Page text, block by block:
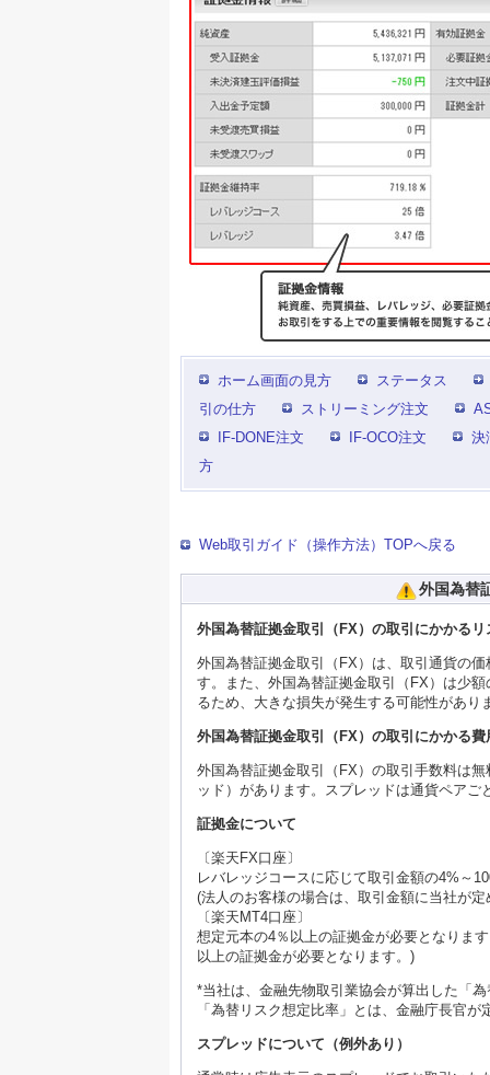
ホーム画面の見方
ステータス
引の仕方
ストリーミング注文
IF-DONE注文
IF-OCO注文
決
方
Web取引ガイド（操作方法）TOPへ戻る
外国為替
外国為替証拠金取引（FX）の取引にかかるリ
外国為替証拠金取引（FX）は、取引通貨の
す。また、外国為替証拠金取引（FX）は少
るため、大きな損失が発生する可能性があ
外国為替証拠金取引（FX）の取引にかかる費
外国為替証拠金取引（FX）の取引手数料は
ッド）があります。スプレッドは通貨ペア
証拠金について
〔楽天FX口座〕
レバレッジコースに応じて取引金額の4%～
(法人のお客様の場合は、取引金額に当社が
〔楽天MT4口座〕
想定元本の4％以上の証拠金が必要となりま
以上の証拠金が必要となります。)
*当社は、金融先物取引業協会が算出した「
「為替リスク想定比率」とは、金融庁長官
スプレッドについて（例外あり）